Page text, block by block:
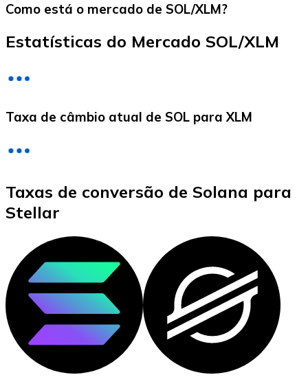
XRP
XRP
Como está o mercado de SOL/XLM?
Estatísticas do Mercado SOL/XLM
Taxa de câmbio atual de SOL para XLM
Taxas de conversão de Solana para
Stellar